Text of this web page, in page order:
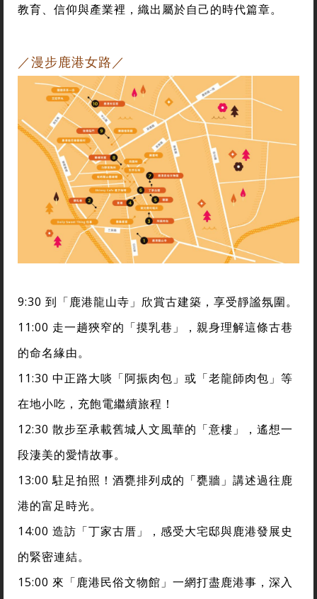
教育、信仰與產業裡，織出屬於自己的時代篇章。
／漫步鹿港女路／
9:30 到「鹿港龍山寺」欣賞古建築，享受靜謐氛圍。
11:00 走一趟狹窄的「摸乳巷」，親身理解這條古巷
的命名緣由。
11:30 中正路大啖「阿振肉包」或「老龍師肉包」等
在地小吃，充飽電繼續旅程！
12:30 散步至承載舊城人文風華的「意樓」，遙想一
段淒美的愛情故事。
13:00 駐足拍照！酒甕排列成的「甕牆」講述過往鹿
港的富足時光。
14:00 造訪「丁家古厝」，感受大宅邸與鹿港發展史
的緊密連結。
15:00 來「鹿港民俗文物館」一網打盡鹿港事，深入